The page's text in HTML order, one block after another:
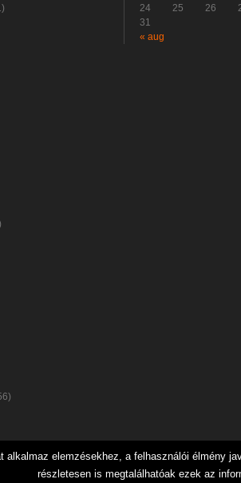
24
25 26
31
« aug
alkalmaz elemzésekhez, a felhasználói élmény
részletesen is megtalálhatóak ezek az